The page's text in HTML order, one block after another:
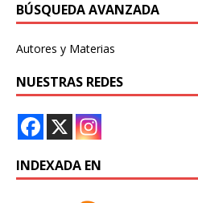
BÚSQUEDA AVANZADA
Autores y Materias
NUESTRAS REDES
INDEXADA EN